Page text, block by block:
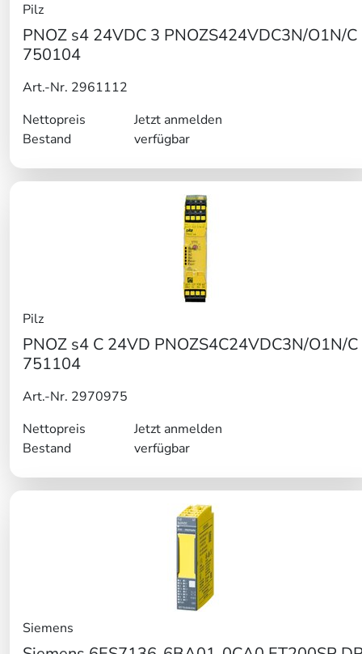
Pilz
PNOZ s4 24VDC 3 PNOZS424VDC3N/O1N/C
750104
Art.-Nr. 2961112
Nettopreis
Jetzt anmelden
Bestand
verfügbar
Pilz
PNOZ s4 C 24VD PNOZS4C24VDC3N/O1N/C
751104
Art.-Nr. 2970975
Nettopreis
Jetzt anmelden
Bestand
verfügbar
Siemens